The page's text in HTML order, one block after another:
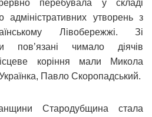
перебувала у складі
адміністративних утворень з
Лівобережжі. Зі
пов’язані чимало діячів
коріння мали Микола
Павло Скоропадський.
Стародубщина стала